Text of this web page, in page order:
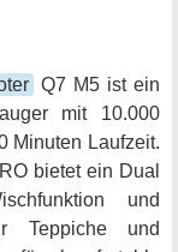
Q7 M5 ist ein
mit 10.000
Minuten Laufzeit.
bietet ein Dual
und
Teppiche und